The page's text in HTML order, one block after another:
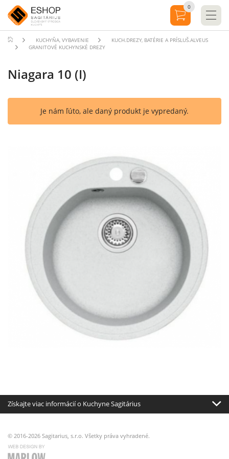
KUCHYŇA, VYBAVENIE
KUCH.DREZY, BATÉRIE A PRÍSLUŠ.ALVEUS
GRANITOVÉ KUCHYNSKÉ DREZY
Niagara 10 (I)
Je nám ľúto, ale daný produkt je vypredaný.
Získajte viac informácií o Kuchyne Sagitárius
© 2016-2026 Sagitarius, s.r.o. Všetky práva vyhradené.
0